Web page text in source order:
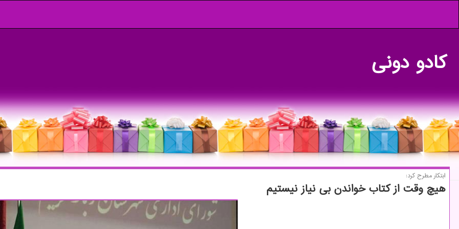
كادو دونی
ابتكار مطرح كرد:
هیچ وقت از كتاب خواندن بی نیاز نیستیم